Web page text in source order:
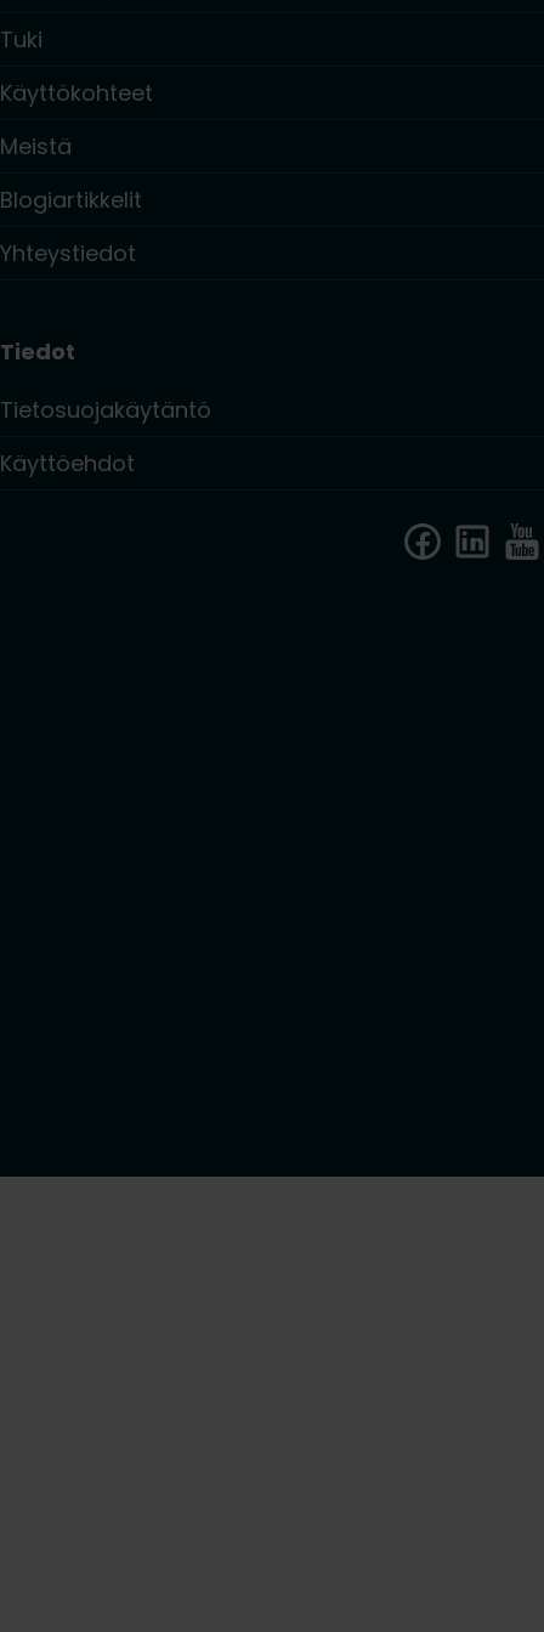
Tuki
Käyttökohteet
Meistä
Blogiartikkelit
Yhteystiedot
Tiedot
Tietosuojakäytäntö
Käyttöehdot